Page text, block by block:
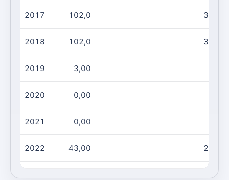
2017 102,0 36,00
2018 102,0 36,00
2019 3,00
2020 0,00
2021 0,00
2022 43,00 29,00
29,00